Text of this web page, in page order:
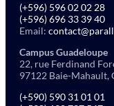
(+596) 596 02 02 28
(+596) 696 33 39 40
Email:
Campus Guadeloupe
22, rue Ferdinand
97122 Baie-Mahault,
(+590) 590 31 01 01